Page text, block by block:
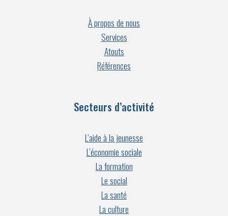
À propos de nous
Services
Atouts
Références
Secteurs d’activité
L’aide à la jeunesse
L’économie sociale
La formation
Le social
La santé
La culture